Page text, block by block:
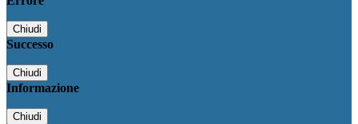
Chiudi
Successo
Chiudi
Informazione
Chiudi